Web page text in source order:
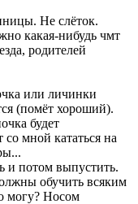
Не слёток.
какая-нибудь чмт
родителей
или личинки
(помёт хороший).
будет
со мной кататься на
и потом выпустить.
обучить всяким
могу? Носом